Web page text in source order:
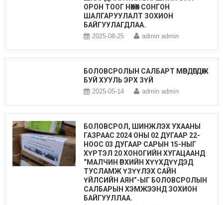
ОРОН ТООГ НӨХӨХ СОНГОН
ШАЛГАРУУЛАЛТ ЗОХИОН
БАЙГУУЛАГДЛАА.
2025-08-25 admin admin
БОЛОВСРОЛЫН САЛБАРТ МӨРДӨГДӨЖ
БУЙ ХУУЛЬ ЭРХ ЗҮЙ
2025-05-14 admin admin
БОЛОВСРОЛ, ШИНЖЛЭХ УХААНЫ
ГАЗРААС 2024 ОНЫ 02 ДУГААР 22-
НООС 03 ДУГААР САРЫН 15-НЫГ
ХҮРТЭЛ 20 ХОНОГИЙН ХУГАЦААНД
“МАЛЧИН ӨРХИЙН ХҮҮХДҮҮДЭД
ТУСЛАМЖ ҮЗҮҮЛЭХ САЙН
ҮЙЛСИЙН АЯН”-ЫГ БОЛОВСРОЛЫН
САЛБАРЫН ХЭМЖЭЭНД ЗОХИОН
БАЙГУУЛЛАА.